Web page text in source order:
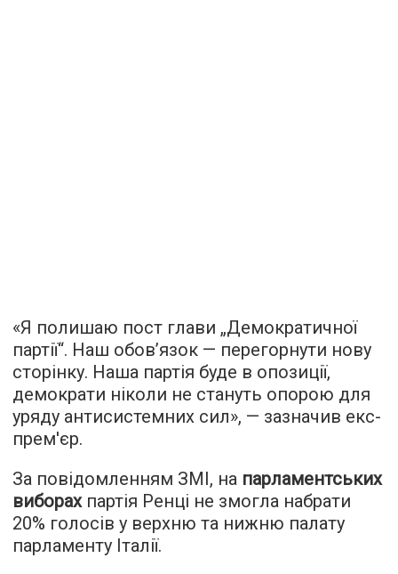
«Я полишаю пост глави „Демократичної
партії“. Наш обов’язок — перегорнути нову
сторінку. Наша партія буде в опозиції,
демократи ніколи не стануть опорою для
уряду антисистемних сил», — зазначив екс-
прем'єр.
За повідомленням ЗМІ, на парламентських
виборахпартія Ренці не змогла набрати
20% голосів у верхню та нижню палату
парламенту Італії.